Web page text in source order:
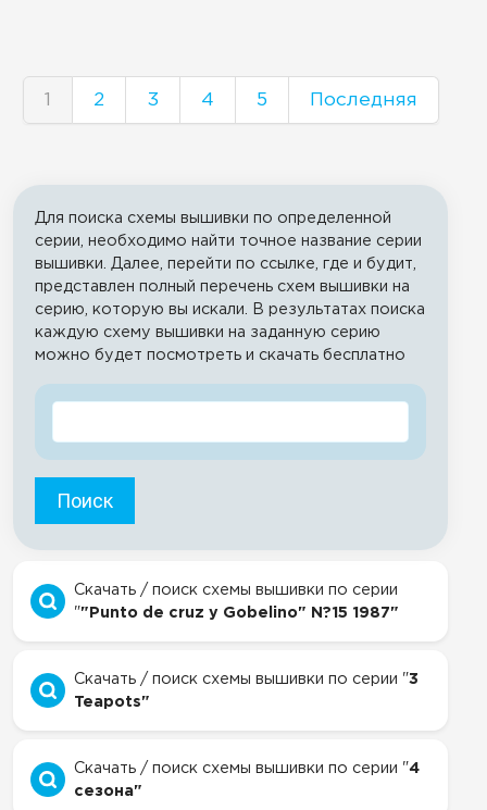
1 2 3 4 5 Последняя
Для поиска схемы вышивки по определенной
серии, необходимо найти точное название серии
вышивки. Далее, перейти по ссылке, где и будит,
представлен полный перечень схем вышивки на
серию, которую вы искали. В результатах поиска
каждую схему вышивки на заданную серию
можно будет посмотреть и скачать бесплатно
Поиск
Скачать / поиск схемы вышивки по серии
""Punto de cruz y Gobelino" N?15 1987"
Скачать / поиск схемы вышивки по серии "3
Teapots"
Скачать / поиск схемы вышивки по серии "4
сезона"